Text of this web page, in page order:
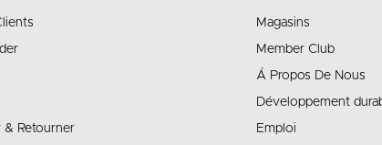
& Retourner
Magasins
Member Club
Á Propos De Nous
Développement
Emploi